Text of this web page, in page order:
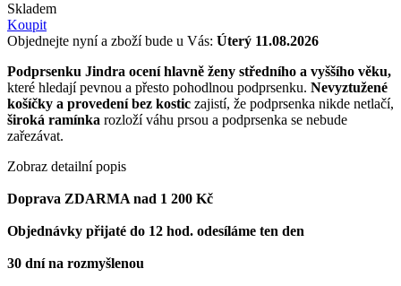
Skladem
Koupit
Objednejte nyní a zboží bude u Vás: Úterý 11.08.2026
Podprsenku Jindra ocení hlavně ženy středního a vyššího věku,
které hledají pevnou a přesto pohodlnou podprsenku. Nevyztužené
košíčky a provedení bez kostic zajistí, že podprsenka nikde netlačí,
široká ramínka rozloží váhu prsou a podprsenka se nebude
zařezávat.
Zobraz detailní popis
Doprava ZDARMA nad 1 200 Kč
Objednávky přijaté do 12 hod. odesíláme ten den
30 dní na rozmyšlenou